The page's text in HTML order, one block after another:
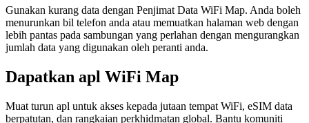
Gunakan kurang data dengan Penjimat Data WiFi Map. Anda boleh
menurunkan bil telefon anda atau memuatkan halaman web dengan
lebih pantas pada sambungan yang perlahan dengan mengurangkan
jumlah data yang digunakan oleh peranti anda.
Dapatkan apl WiFi Map
Muat turun apl untuk akses kepada jutaan tempat WiFi, eSIM data
berpatutan, dan rangkaian perkhidmatan global. Bantu komuniti